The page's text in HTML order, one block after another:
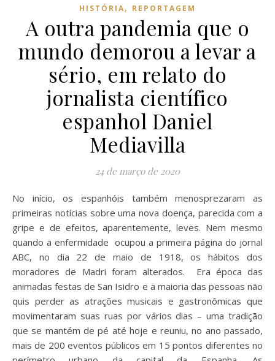
HISTÓRIA, REPORTAGEM
A outra pandemia que o
mundo demorou a levar a
sério, em relato do
jornalista científico
espanhol Daniel
Mediavilla
24 de março de 2020
No início, os espanhóis também menosprezaram as
primeiras notícias sobre uma nova doença, parecida com a
gripe e de efeitos, aparentemente, leves. Nem mesmo
quando a enfermidade ocupou a primeira página do jornal
ABC, no dia 22 de maio de 1918, os hábitos dos
moradores de Madri foram alterados. Era época das
animadas festas de San Isidro e a maioria das pessoas não
quis perder as atrações musicais e gastronômicas que
movimentaram suas ruas por vários dias – uma tradição
que se mantém de pé até hoje e reuniu, no ano passado,
mais de 200 eventos públicos em 15 pontos diferentes no